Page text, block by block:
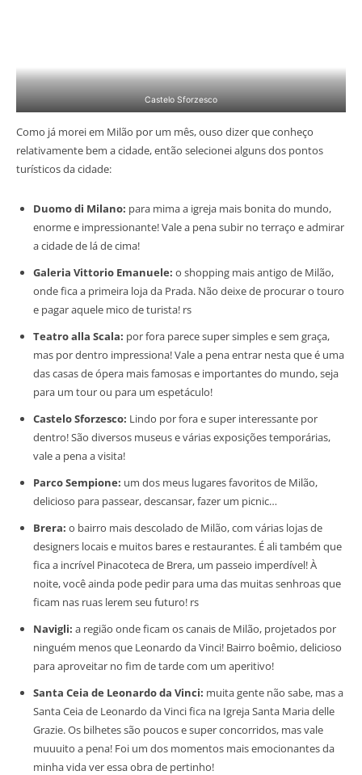
Castelo Sforzesco
Como já morei em Milão por um mês, ouso dizer que conheço
relativamente bem a cidade, então selecionei alguns dos pontos
turísticos da cidade:
Duomo di Milano: para mima a igreja mais bonita do mundo,
enorme e impressionante! Vale a pena subir no terraço e admirar
a cidade de lá de cima!
Galeria Vittorio Emanuele: o shopping mais antigo de Milão,
onde fica a primeira loja da Prada. Não deixe de procurar o touro
e pagar aquele mico de turista! rs
Teatro alla Scala: por fora parece super simples e sem graça,
mas por dentro impressiona! Vale a pena entrar nesta que é uma
das casas de ópera mais famosas e importantes do mundo, seja
para um tour ou para um espetáculo!
Castelo Sforzesco: Lindo por fora e super interessante por
dentro! São diversos museus e várias exposições temporárias,
vale a pena a visita!
Parco Sempione: um dos meus lugares favoritos de Milão,
delicioso para passear, descansar, fazer um picnic…
Brera: o bairro mais descolado de Milão, com várias lojas de
designers locais e muitos bares e restaurantes. É ali também que
fica a incrível Pinacoteca de Brera, um passeio imperdível! À
noite, você ainda pode pedir para uma das muitas senhroas que
ficam nas ruas lerem seu futuro! rs
Navigli: a região onde ficam os canais de Milão, projetados por
ninguém menos que Leonardo da Vinci! Bairro boêmio, delicioso
para aproveitar no fim de tarde com um aperitivo!
Santa Ceia de Leonardo da Vinci: muita gente não sabe, mas a
Santa Ceia de Leonardo da Vinci fica na Igreja Santa Maria delle
Grazie. Os bilhetes são poucos e super concorridos, mas vale
muuuito a pena! Foi um dos momentos mais emocionantes da
minha vida ver essa obra de pertinho!